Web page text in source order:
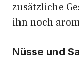
zusätzliche
ihn noch
Nüsse und